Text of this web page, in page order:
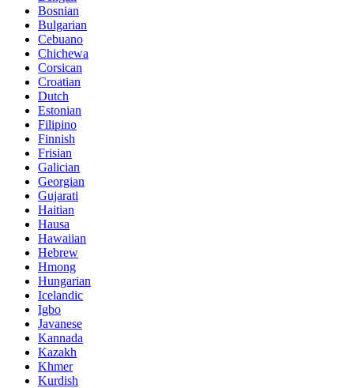
Bosnian
Bulgarian
Cebuano
Chichewa
Corsican
Croatian
Dutch
Estonian
Filipino
Finnish
Frisian
Galician
Georgian
Gujarati
Haitian
Hausa
Hawaiian
Hebrew
Hmong
Hungarian
Icelandic
Igbo
Javanese
Kannada
Kazakh
Khmer
Kurdish